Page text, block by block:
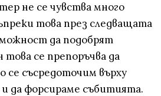
не се чувства много
това през следващата
да подобрят
се препоръчва да
се съсредоточим върху
да форсираме събитията.